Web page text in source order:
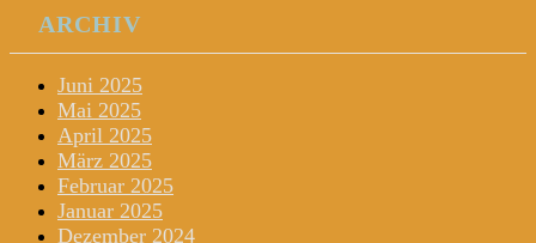
ARCHIV
Juni 2025
Mai 2025
April 2025
März 2025
Februar 2025
Januar 2025
Dezember 2024